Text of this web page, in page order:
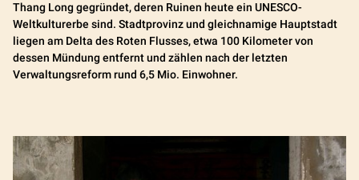
Thang Long gegründet, deren Ruinen heute ein UNESCO-
Weltkulturerbe sind. Stadtprovinz und gleichnamige Hauptstadt
liegen am Delta des Roten Flusses, etwa 100 Kilometer von
dessen Mündung entfernt und zählen nach der letzten
Verwaltungsreform rund 6,5 Mio. Einwohner.